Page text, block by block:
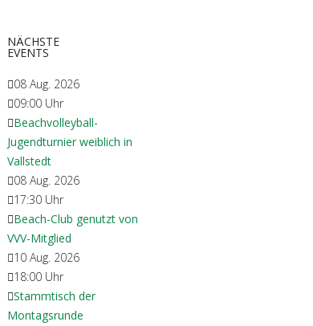
NÄCHSTE
EVENTS
08 Aug. 2026
09:00 Uhr
Beachvolleyball-
Jugendturnier weiblich in
Vallstedt
08 Aug. 2026
17:30 Uhr
Beach-Club genutzt von
VVV-Mitglied
10 Aug. 2026
18:00 Uhr
Stammtisch der
Montagsrunde